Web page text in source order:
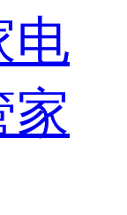
电
家